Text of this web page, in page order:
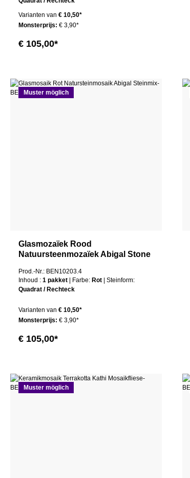
Varianten van € 10,50*
Monsterprijs: € 3,90*
€ 105,00*
Muster möglich
Glasmozaïek Rood
Natuursteenmozaïek Abigal Stone
Prod.-Nr.: BEN10203.4
Inhoud : 1 pakket | Farbe: Rot
| Steinform:
Quadrat / Rechteck
Varianten van € 10,50*
Monsterprijs: € 3,90*
€ 105,00*
Muster möglich